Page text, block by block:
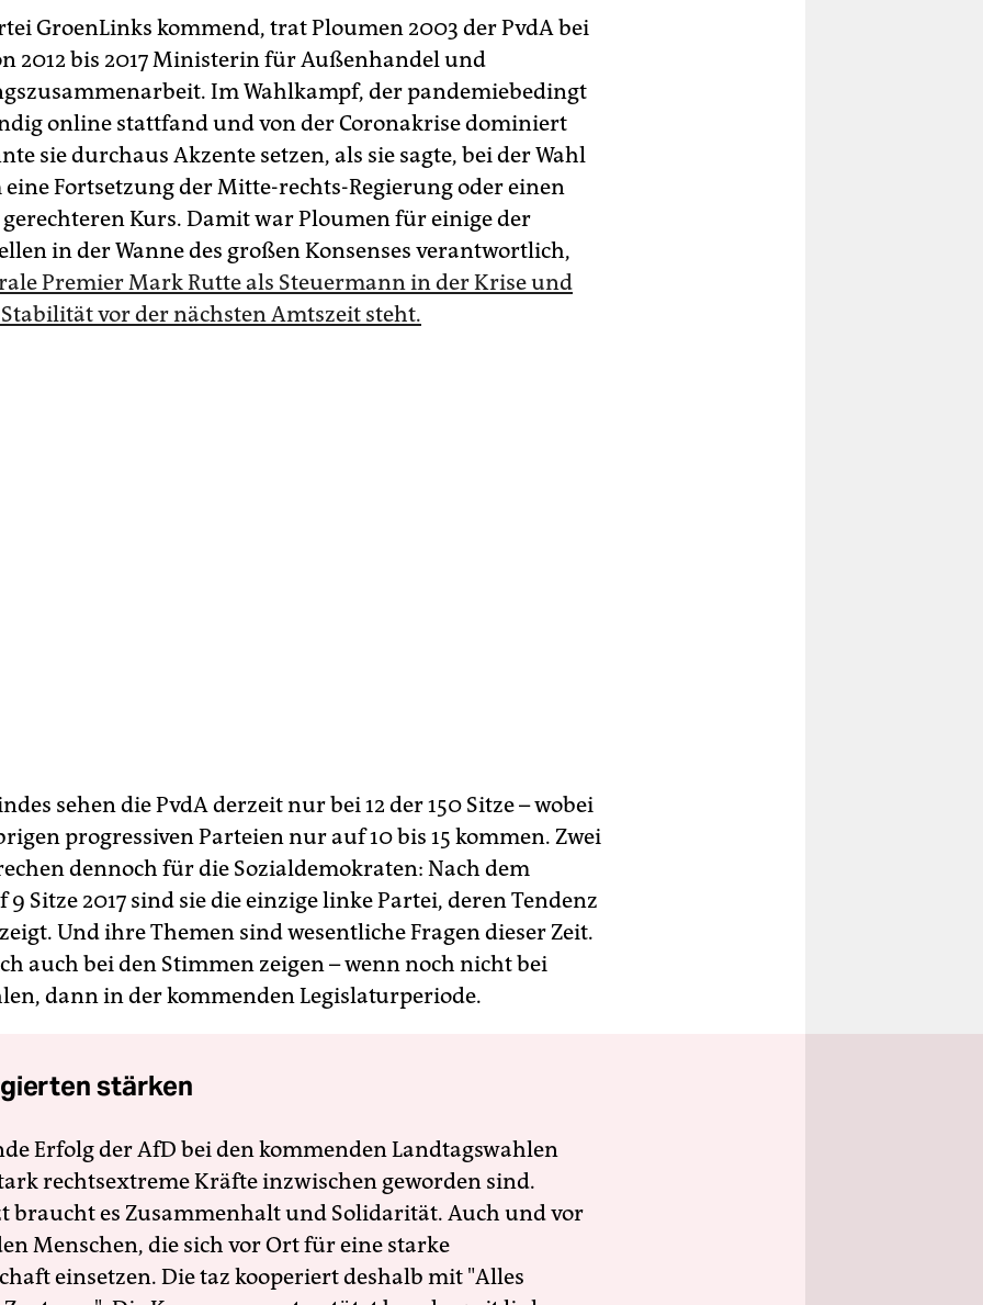
GroenLinks kommend, trat Ploumen 2003 der PvdA bei
2012 bis 2017 Ministerin für Außenhandel und
Im Wahlkampf, der pandemiebedingt
online stattfand und von der Coronakrise dominiert
sie durchaus Akzente setzen, als sie sagte, bei der Wahl
eine Fortsetzung der Mitte-rechts-Regierung oder einen
Kurs. Damit war Ploumen für einige der
in der Wanne des großen Konsenses verantwortlich,
Premier Mark Rutte als Steuermann in der Krise und
vor der nächsten Amtszeit steht.
sehen die PvdA derzeit nur bei 12 der 150 Sitze – wobei
progressiven Parteien nur auf 10 bis 15 kommen. Zwei
dennoch für die Sozialdemokraten: Nach dem
Sitze 2017 sind sie die einzige linke Partei, deren Tendenz
Und ihre Themen sind wesentliche Fragen dieser Zeit.
auch bei den Stimmen zeigen – wenn noch nicht bei
dann in der kommenden Legislaturperiode.
stärken
Erfolg der AfD bei den kommenden Landtagswahlen
rechtsextreme Kräfte inzwischen geworden sind.
braucht es Zusammenhalt und Solidarität. Auch und vor
Menschen, die sich vor Ort für eine starke
einsetzen. Die taz kooperiert deshalb mit "Alles